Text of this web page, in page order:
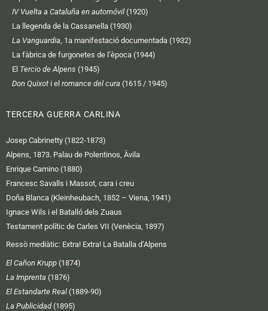
IV Vuelta a Cataluña en automóvil (1920)
La llegenda de la Cassanella (1930)
La Vanguardia, 1a manifestació documentada (1932)
La fàbrica de furgonetes de l’època (1944)
El Tercio de Alpens (1945)
Don Quixot i el romance del cura (1615 / 1945)
TERCERA GUERRA CARLINA
Josep Cabrinetty (1822-1873)
Alpens, 1873. Palau de Polentinos, Àvila
Enrique Camino (1880)
Francesc Savalls i Massot, cara i creu
Doña Blanca (Kleinheubach, 1852 – Viena, 1941)
Ignace Wils i el Batalló dels Zuaus
Testament polític de Carles VII (Venècia, 1897)
Ressò mediàtic: Extra! Extra! La Batalla d’Alpens
El Cañon Krupp (1874)
La Imprenta (1876)
El Estandarte Real (1889-90)
La Publicidad(1895)